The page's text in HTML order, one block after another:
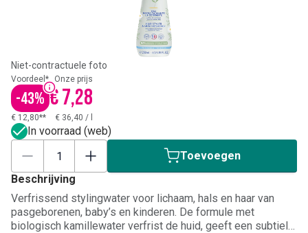
Niet-contractuele foto
Voordeel*
-43%
Onze prijs
€ 7,28
€ 12,80** € 36,40 /
In voorraad (web)
Toevoegen
Beschrijving
Verfrissend stylingwater voor lichaam, hals en haar van
pasgeborenen, baby’s en kinderen. De formule met
biologisch kamillewater verfrist de huid, geeft een subtiele